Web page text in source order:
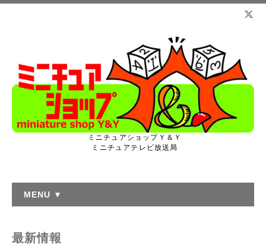
ミニチュアショップＹ＆Ｙ
ミニチュアテレビ放送局
MENU ▼
最新情報